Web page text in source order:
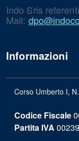
Indo Srls
Mail:
Informazioni
Corso Umberto I,
Codice Fiscale
Partita IVA